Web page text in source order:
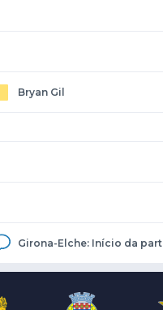
Bryan Gil
Girona-Elche: Início da